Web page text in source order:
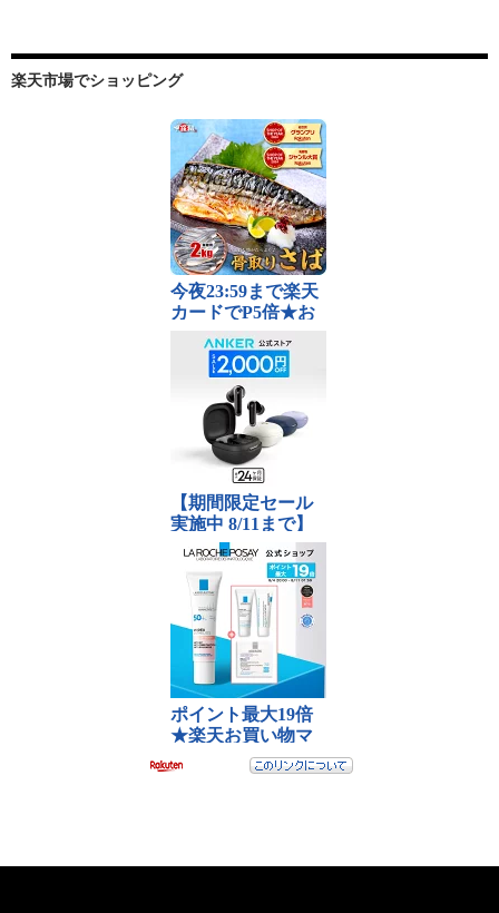
楽天市場でショッピング